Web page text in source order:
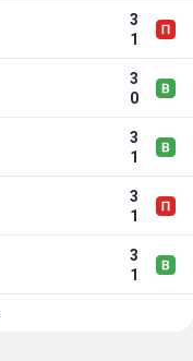
3
1
3
0
3
1
3
1
3
1